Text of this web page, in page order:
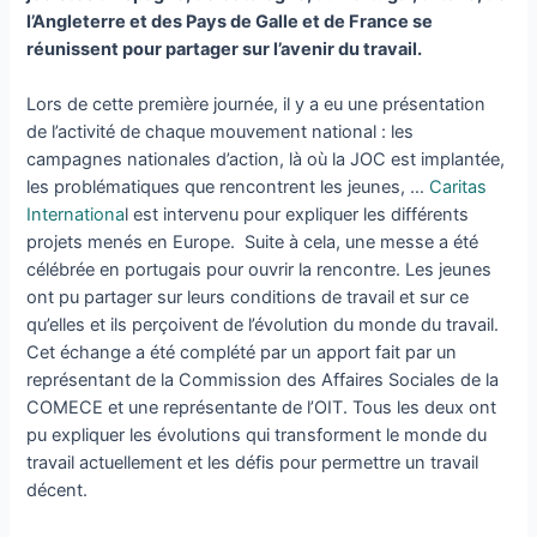
l’Angleterre et des Pays de Galle et de France se
réunissent pour partager sur l’avenir du travail.
Lors de cette première journée, il y a eu une présentation
de l’activité de chaque mouvement national : les
campagnes nationales d’action, là où la JOC est implantée,
les problématiques que rencontrent les jeunes, … Caritas
International est intervenu pour expliquer les différents
projets menés en Europe. Suite à cela, une messe a été
célébrée en portugais pour ouvrir la rencontre. Les jeunes
ont pu partager sur leurs conditions de travail et sur ce
qu’elles et ils perçoivent de l’évolution du monde du travail.
Cet échange a été complété par un apport fait par un
représentant de la Commission des Affaires Sociales de la
COMECE et une représentante de l’OIT. Tous les deux ont
pu expliquer les évolutions qui transforment le monde du
travail actuellement et les défis pour permettre un travail
décent.